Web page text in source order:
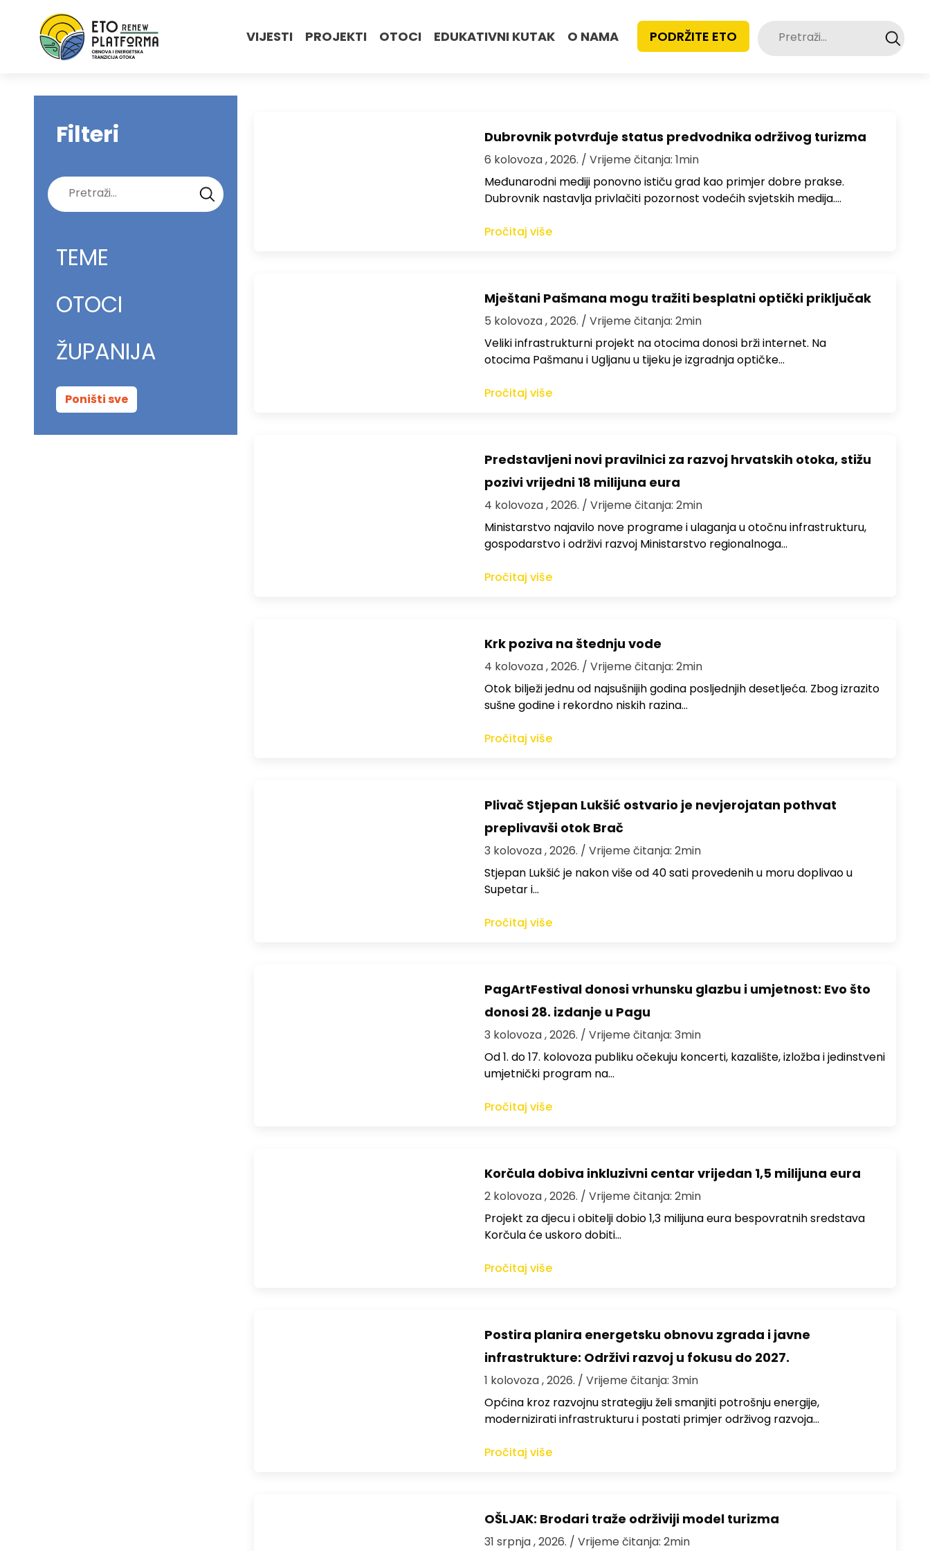
VIJESTI PROJEKTI OTOCI EDUKATIVNI KUTAK O NAMA PODRŽITE ETO Pretraži:
Filteri
Pretraži:
TEME
OTOCI
ŽUPANIJA
Poništi sve
Dubrovnik potvrđuje status predvodnika održivog turizma
6 kolovoza , 2026. / Vrijeme čitanja: 1min
Međunarodni mediji ponovno ističu grad kao primjer dobre prakse.
Dubrovnik nastavlja privlačiti pozornost vodećih svjetskih medija.…
Pročitaj više
Mještani Pašmana mogu tražiti besplatni optički priključak
5 kolovoza , 2026. / Vrijeme čitanja: 2min
Veliki infrastrukturni projekt na otocima donosi brži internet. Na
otocima Pašmanu i Ugljanu u tijeku je izgradnja optičke…
Pročitaj više
Predstavljeni novi pravilnici za razvoj hrvatskih otoka, stižu
pozivi vrijedni 18 milijuna eura
4 kolovoza , 2026. / Vrijeme čitanja: 2min
Ministarstvo najavilo nove programe i ulaganja u otočnu infrastrukturu,
gospodarstvo i održivi razvoj Ministarstvo regionalnoga…
Pročitaj više
Krk poziva na štednju vode
4 kolovoza , 2026. / Vrijeme čitanja: 2min
Otok bilježi jednu od najsušnijih godina posljednjih desetljeća. Zbog izrazito
sušne godine i rekordno niskih razina…
Pročitaj više
Plivač Stjepan Lukšić ostvario je nevjerojatan pothvat
preplivavši otok Brač
3 kolovoza , 2026. / Vrijeme čitanja: 2min
St​jepan Lukšić je nakon više od 40 sati provedenih u moru doplivao u
Supetar i…
Pročitaj više
PagArtFestival donosi vrhunsku glazbu i umjetnost: Evo što
donosi 28. izdanje u Pagu
3 kolovoza , 2026. / Vrijeme čitanja: 3min
Od 1. do 17. kolovoza publiku očekuju koncerti, kazalište, izložba i jedinstveni
umjetnički program na…
Pročitaj više
Korčula dobiva inkluzivni centar vrijedan 1,5 milijuna eura
2 kolovoza , 2026. / Vrijeme čitanja: 2min
Projekt za djecu i obitelji dobio 1,3 milijuna eura bespovratnih sredstava
Korčula će uskoro dobiti…
Pročitaj više
Postira planira energetsku obnovu zgrada i javne
infrastrukture: Održivi razvoj u fokusu do 2027.
1 kolovoza , 2026. / Vrijeme čitanja: 3min
Općina kroz razvojnu strategiju želi smanjiti potrošnju energije,
modernizirati infrastrukturu i postati primjer održivog razvoja…
Pročitaj više
OŠLJAK: Brodari traže održiviji model turizma
31 srpnja , 2026. / Vrijeme čitanja: 2min